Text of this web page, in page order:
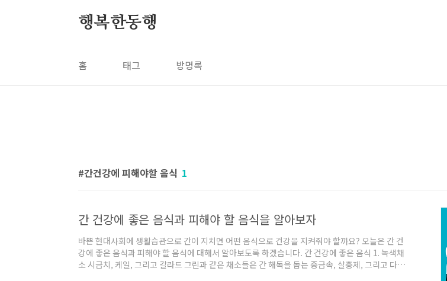
행복한동행
홈 태그 방명록
간건강에 피해야할 음식 1
간 건강에 좋은 음식과 피해야 할 음식을 알아보자
바쁜 현대사회에 생활습관으로 간이 지치면 어떤 음식으로 건강을 지켜줘야 할까요? 오늘은 간 건
강에 좋은 음식과 피해야 할 음식에 대해서 알아보도록 하겠습니다. 간 건강에 좋은 음식 1. 녹색채
소 시금치, 케일, 그리고 칼라드 그린과 같은 채소들은 간 해독을 돕는 중금속, 살충제, 그리고 다른